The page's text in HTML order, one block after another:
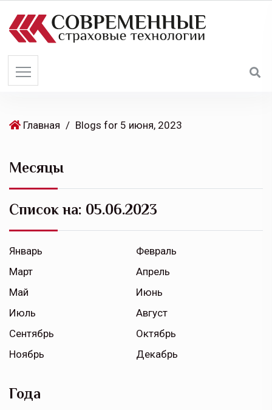
Главная / Blogs for 5 июня, 2023
Месяцы
Список на: 05.06.2023
Январь
Февраль
Март
Апрель
Май
Июнь
Июль
Август
Сентябрь
Октябрь
Ноябрь
Декабрь
Года